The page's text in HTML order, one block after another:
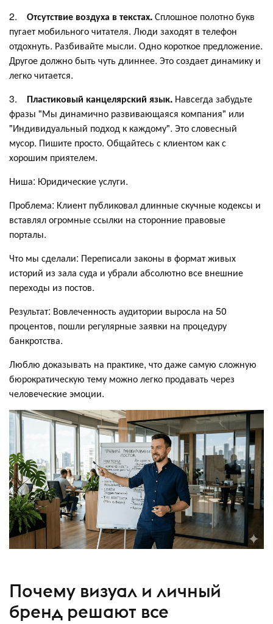
2. Отсутствие воздуха в текстах.Сплошное полотно букв
пугает мобильного читателя. Люди заходят в телефон
отдохнуть. Разбивайте мысли. Одно короткое предложение.
Другое должно быть чуть длиннее. Это создает динамику и
легко читается.
3. Пластиковый канцелярский язык. Навсегда забудьте
фразы "Мы динамично развивающаяся компания" или
"Индивидуальный подход к каждому". Это словесный
мусор. Пишите просто. Общайтесь с клиентом как с
хорошим приятелем.
Ниша: Юридические услуги.
Проблема: Клиент публиковал длинные скучные кодексы и
вставлял огромные ссылки на сторонние правовые
порталы.
Что мы сделали: Переписали законы в формат живых
историй из зала суда и убрали абсолютно все внешние
переходы из постов.
Результат: Вовлеченность аудитории выросла на 50
процентов, пошли регулярные заявки на процедуру
банкротства.
Люблю доказывать на практике, что даже самую сложную
бюрократическую тему можно легко продавать через
человеческие эмоции.
Почему визуал и личный
бренд решают все